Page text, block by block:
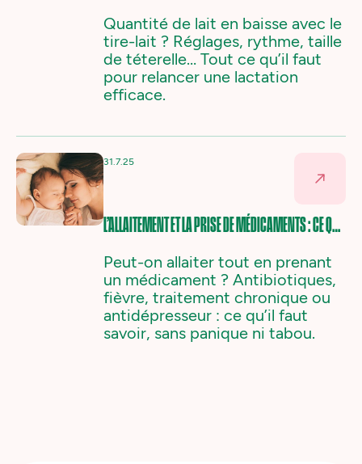
Quantité de lait en baisse avec le
tire-lait ? Réglages, rythme, taille
de téterelle… Tout ce qu’il faut
pour relancer une lactation
efficace.
31.7.25
L’ALLAITEMENT ET LA PRISE DE MÉDICAMENTS : CE QU’IL FAUT VRAIMENT SAVOIR
Peut-on allaiter tout en prenant
un médicament ? Antibiotiques,
fièvre, traitement chronique ou
antidépresseur : ce qu’il faut
savoir, sans panique ni tabou.‍